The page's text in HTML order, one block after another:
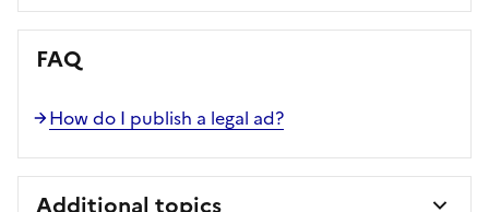
FAQ
How do I publish a legal ad?
Additional topics